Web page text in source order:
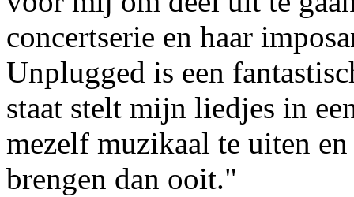
concertserie en haar
Unplugged is een
staat stelt mijn liedjes in
mezelf muzikaal te uiten
brengen dan ooit."